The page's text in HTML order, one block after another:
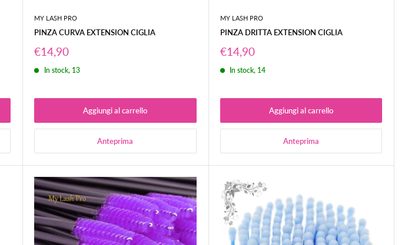
MY LASH PRO
PINZA CURVA EXTENSION CIGLIA
Prezzo
scontato
€14,90
In stock, 13
Aggiungi al carrello
Anteprima
MY LASH PRO
PINZA DRITTA EXTENSION CIGLIA
Prezzo
scontato
€14,90
In stock, 14
Aggiungi al carrello
Anteprima